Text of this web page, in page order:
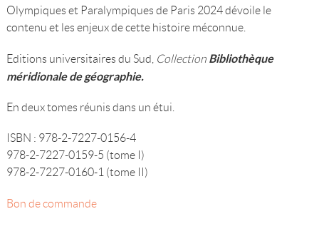
Olympiques et Paralympiques de Paris 2024 dévoile le
contenu et les enjeux de cette histoire méconnue.
Editions universitaires du Sud, Collection Bibliothèque
méridionale de géographie.
En deux tomes réunis dans un étui.
ISBN : 978-2-7227-0156-4
978-2-7227-0159-5 (tome I)
978-2-7227-0160-1 (tome II)
Bon de commande